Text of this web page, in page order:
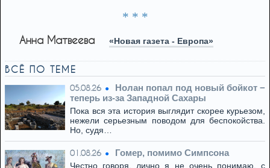
* * *
Анна Матвеева «Новая газета - Европа»
ВСЁ ПО ТЕМЕ
05.08.26
Нолан попал под новый бойкот −
теперь из‑за Западной Сахары
Пока вся эта история выглядит скорее курьезом,
нежели серьезным поводом для беспокойства.
Но, судя…
01.08.26 Гомер, помимо Симпсона
Честно говоря, лично я не очень понимаю, с